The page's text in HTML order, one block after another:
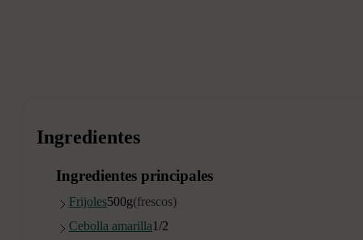
Ingredientes
Ingredientes principales
Frijoles500g(frescos)
Cebolla amarilla1/2